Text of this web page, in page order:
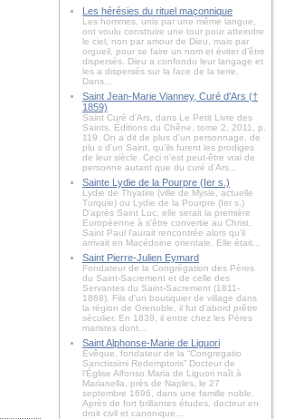
Les hérésies du rituel maçonnique
Les hommes, unis par une même langue,
ont voulu construire une tour pour atteindre
le ciel, non par amour de Dieu, mais par
orgueil, pour se faire un nom et éviter d’être
dispersés. Dieu a confondu leur langage et
les a dispersés sur la face de la terre.
Dans...
Saint Jean-Marie Vianney, Curé d'Ars (†
1859)
Saint Curé d'Ars, dans Le Petit Livre des
Saints, Éditions du Chêne, tome 2, 2011, p.
119. On a dit de plus d'un personnage, de
plu s d'un Saint, qu'ils furent les prodiges
de leur siècle. Ceci n'est peut-être vrai de
personne autant que du curé d'Ars...
Sainte Lydie de la Pourpre (Ier s.)
Lydie de Thyatire (ville de Mysie, actuelle
Turquie) ou Lydie de la Pourpre (Ier s.)
D'après Saint Luc, elle serait la première
Européenne à s'être convertie au Christ.
Saint Paul l'aurait rencontrée alors qu'il
arrivait en Macédoine orientale. Elle était...
Saint Pierre-Julien Eymard
Fondateur de la Congrégation des Pères
du Saint-Sacrement et de celle des
Servantes du Saint-Sacrement (1811-
1868). Fils d'un boutiquier de village dans
la région de Grenoble, il fut d'abord prêtre
séculier. En 1839, il entre chez les Pères
maristes dont...
Saint Alphonse-Marie de Liguori
Évêque, fondateur de la “Congregatio
Sanctissimi Redemptoris” Docteur de
l'Église Alfonso Maria de Liguori naît à
Marianella, près de Naples, le 27
septembre 1696, dans une famille noble.
Après de fort brillantes études, docteur en
droit civil et canonique...